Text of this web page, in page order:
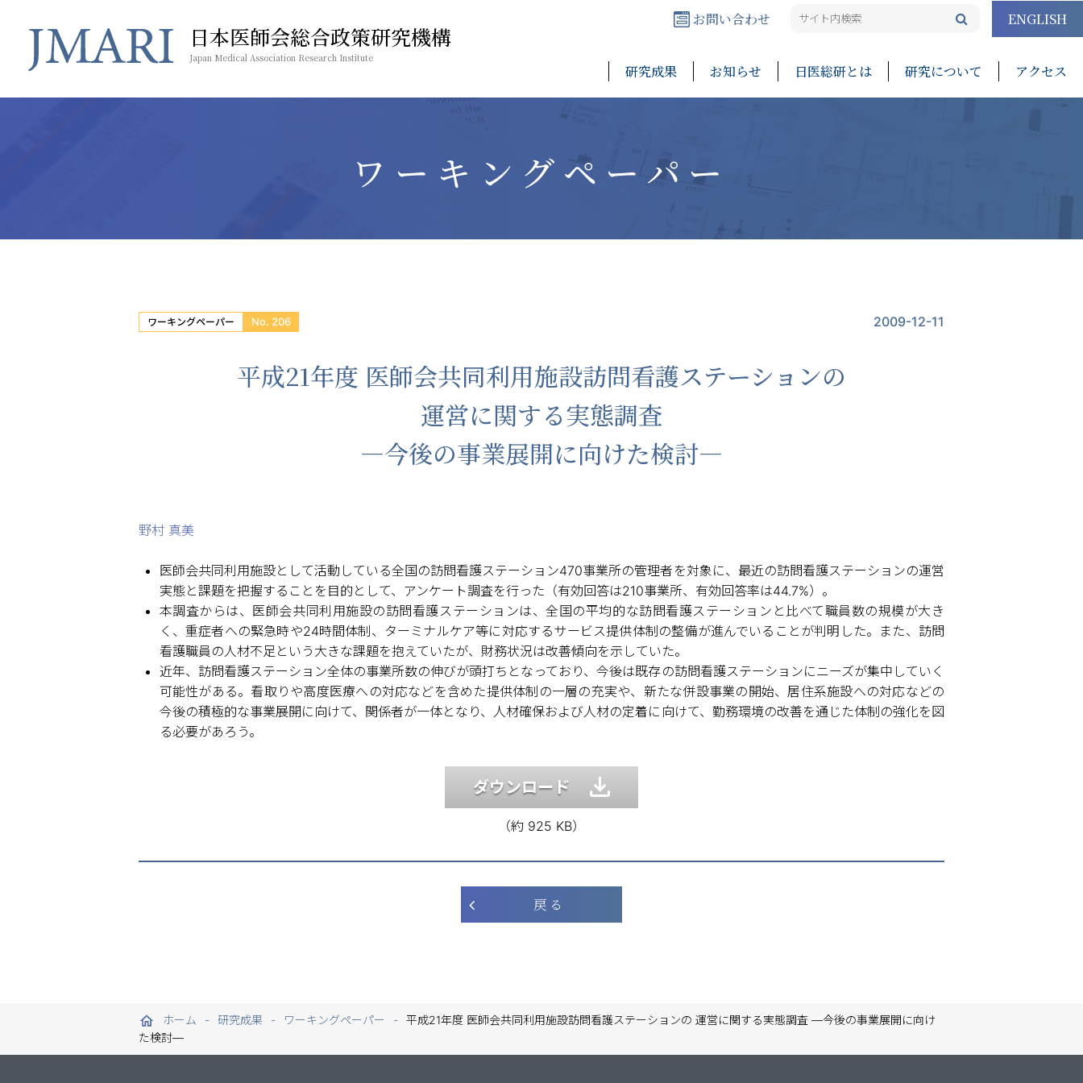
日本医師会総合政策研究機構
Japan Medical Association Research Institute
お問い合わせ ENGLISH
研究成果 お知らせ 日医総研とは 研究について アクセス
ワーキングペーパー
ワーキングペーパー No. 206 2009-12-11
平成21年度 医師会共同利用施設訪問看護ステーションの
運営に関する実態調査
—今後の事業展開に向けた検討—
野村 真美
医師会共同利用施設として活動している全国の訪問看護ステーション470事業所の管理者を対象に、最近の訪問看護ステーションの運営
実態と課題を把握することを目的として、アンケート調査を行った（有効回答は210事業所、有効回答率は44.7%）。
本調査からは、医師会共同利用施設の訪問看護ステーションは、全国の平均的な訪問看護ステーションと比べて職員数の規模が大き
く、重症者への緊急時や24時間体制、ターミナルケア等に対応するサービス提供体制の整備が進んでいることが判明した。また、訪問
看護職員の人材不足という大きな課題を抱えていたが、財務状況は改善傾向を示していた。
近年、訪問看護ステーション全体の事業所数の伸びが頭打ちとなっており、今後は既存の訪問看護ステーションにニーズが集中していく
可能性がある。看取りや高度医療への対応などを含めた提供体制の一層の充実や、新たな併設事業の開始、居住系施設への対応などの
今後の積極的な事業展開に向けて、関係者が一体となり、人材確保および人材の定着に向けて、勤務環境の改善を通じた体制の強化を図
る必要があろう。
ダウンロード
（約 925 KB）
戻 る
ホーム 研究成果 ワーキングペーパー
平成21年度 医師会共同利用施設訪問看護ステーションの 運営に関する実態調査 —今後の事業展開に向け
た検討—